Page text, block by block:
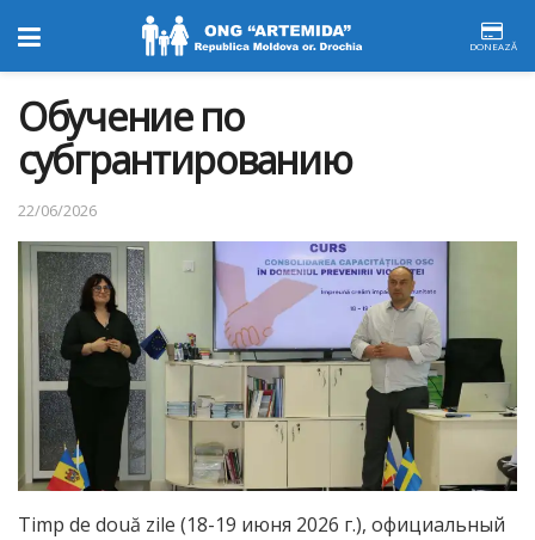
DONEAZĂ
Обучение по
субгрантированию
22/06/2026
Timp de două zile (18-19 июня 2026 г.), официальный